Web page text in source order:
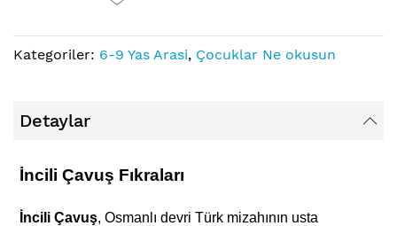
Kategoriler: 6-9 Yas Arasi, Çocuklar Ne okusun
Detaylar
​İncili Çavuş Fıkraları
İncili Çavuş, Osmanlı devri Türk mizahının usta